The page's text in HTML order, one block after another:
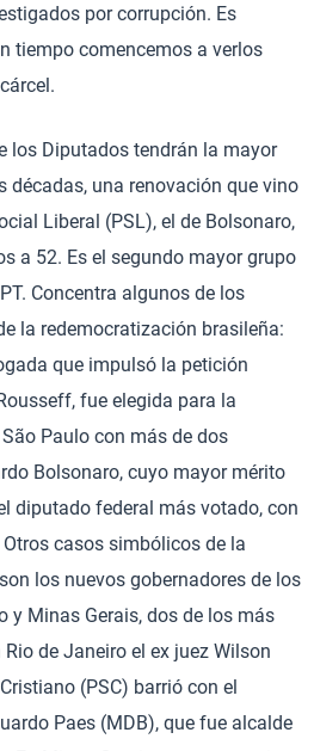
por corrupción. Es
tiempo comencemos a verlos
los Diputados tendrán la mayor
décadas, una renovación que vino
Liberal (PSL), el de Bolsonaro,
a 52. Es el segundo mayor grupo
Concentra algunos de los
la redemocratización brasileña:
que impulsó la petición
fue elegida para la
Paulo con más de dos
Bolsonaro, cuyo mayor mérito
diputado federal más votado, con
casos simbólicos de la
los nuevos gobernadores de los
y Minas Gerais, dos de los más
de Janeiro el ex juez Wilson
(PSC) barrió con el
Paes (MDB), que fue alcalde